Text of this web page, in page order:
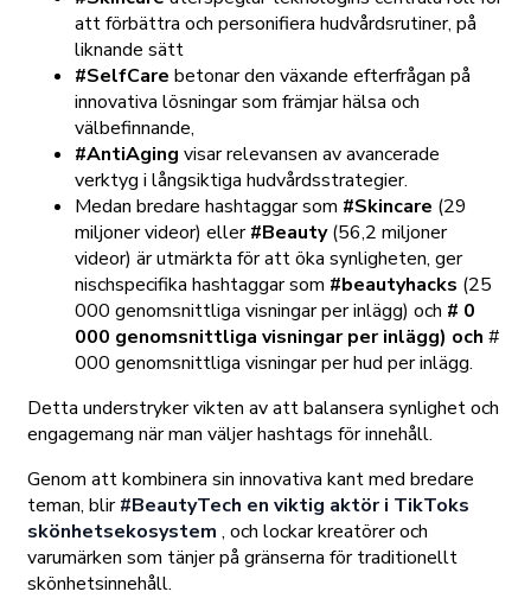
att förbättra och personifiera hudvårdsrutiner, på
liknande sätt
#SelfCare betonar den växande efterfrågan på
innovativa lösningar som främjar hälsa och
välbefinnande,
#AntiAging visar relevansen av avancerade
verktyg i långsiktiga hudvårdsstrategier.
Medan bredare hashtaggar som #Skincare (29
miljoner videor) eller#Beauty(56,2 miljoner
videor) är utmärkta för att öka synligheten, ger
nischspecifika hashtaggar som #beautyhacks (25
000 genomsnittliga visningar per inlägg) och # 0
000 genomsnittliga visningar per inlägg) och #
000 genomsnittliga visningar per hud per inlägg.
Detta understryker vikten av att balansera synlighet och
engagemang när man väljer hashtags för innehåll.
Genom att kombinera sin innovativa kant med bredare
teman, blir#BeautyTech en viktig aktör i TikToks
skönhetsekosystem , och lockar kreatörer och
varumärken som tänjer på gränserna för traditionellt
skönhetsinnehåll.